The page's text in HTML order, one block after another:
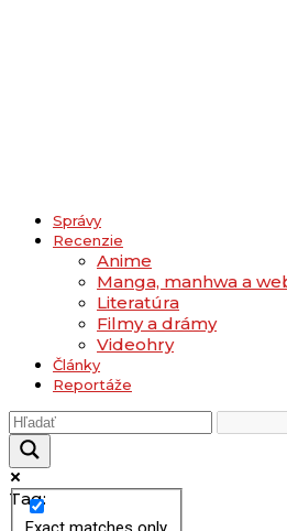
Správy
Recenzie
Anime
Manga, manhwa a
Literatúra
Filmy a drámy
Videohry
Články
Reportáže
Tag: